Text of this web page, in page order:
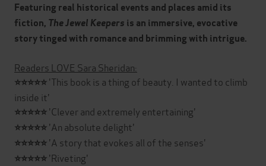
Featuring real historical events and places amid its
fiction, The Jewel Keepers is an immersive, evocative
story tinged with romance and brimming with intrigue.
Readers LOVE Sara Sheridan:
⭐⭐⭐⭐⭐'This book is a thing of beauty. I wanted to climb
inside it'
⭐⭐⭐⭐⭐'Clever and extremely entertaining'
⭐⭐⭐⭐⭐'An absolute delight'
⭐⭐⭐⭐⭐'A story that evokes all of the senses'
⭐⭐⭐⭐⭐'Riveting'